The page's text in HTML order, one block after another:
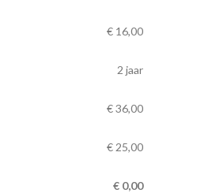
€ 16,00
2 jaar
€36,00
€ 25,00
€ 0,00